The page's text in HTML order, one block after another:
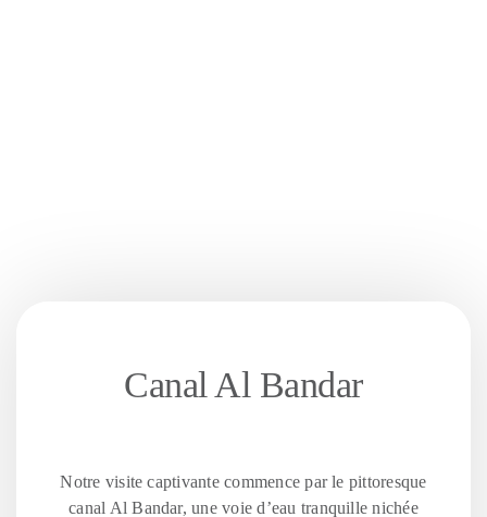
Canal Al Bandar
Notre visite captivante commence par le pittoresque
canal Al Bandar, une voie d’eau tranquille nichée